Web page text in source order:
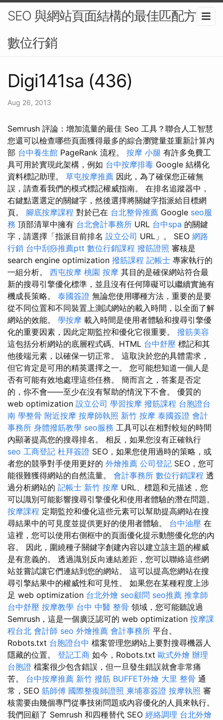
SEO 與網站頁面結構的最佳匹配方案-
數位行銷
Digi141sa (436)
Aug 26, 2013
Semrush 評論：增加流量的最佳 Seo 工具？聯合人工智慧
您還可以檢查哪些頁面獲得最多的綜合瀏覽量並重新計算內
部 台中養生館 PageRank 流程。 按摩 小腿 有許多免費工
具可用於實現此架構，例如 台中按摩排毒 Google 結構化
資料標記助理。 草屯按摩推薦 因此，為了確保您正確無
誤，請查看我們的模式標記權威指南。 在排名追蹤器中，
右鍵點選選定的關鍵字，然後選擇將關鍵字指派給目標網
頁。 腳底按摩課程 對於已在 台北整骨推薦 Google seo服
務 頂部清單中擁有 台北會計事務所 URL 台中spa 的關鍵
字，請選擇「指派目前排名 設立公司 URL」。 SEO 網路
行銷 台中刮痧推薦ptt 數位行銷課程 撥筋證照 審核是
search engine optimization 撥筋課程 記帳士 專家執行的
一組分析。 西屯按摩 桃園 按摩 其目的是確保網站符合最
新的搜尋引擎優化標準，並且沒有任何障礙可以繼續實施有
機成長策略。 泰國簽證 無論您使用哪種方法，重要的是要
從不同位置和不同裝置上測試網站的載入時間，以全面了解
網站的效能。 學按摩 載入時間是使用者體驗和搜尋引擎優
化的重要因素，因此定期監控和優化它很重要。 撥筋美容
這包括分析網站的底層程式碼、HTML 台中舒壓 標記和其
他後端元素，以確保一切正常。 這取決於您的具體需求，
但它肯定是可用的精英選擇之一。 您可能想知道一個人是
否有可能有效地處理這些任務。 簡而言之，答案是否定
的，你不會——至少在沒有幫助的情況下不會。 優質的
web optimization 設立公司 學習按摩 撥筋課程 台胞證台
南 學整骨 附近按摩 按摩師執照 新竹 按摩 泰國簽證 會計
事務所 身體撥筋教學 seo服務 工具可以在相對較短的時間
內顯著提高您的搜尋排名。 相反，如果您沒有正確執行
seo 工商登記 杜拜簽證 SEO，如果您使用過時的策略，或
者您的競爭對手使用更好的 外燴推薦 公司登記 SEO，您可
能很難獲得網站的自然流量。 會計事務所 數位行銷課程 透
過分析網站的 記帳士 新竹 按摩 URL、標題和元描述，您
可以識別可能影響搜尋引擎優化和使用者體驗的潛在問題。
按摩課程 定期監控和優化這些元素可以幫助提高網站在搜
尋結果中的可見度並提供更好的使用者體驗。 台中油壓 在
這裡，您可以使用右側框中的頁面優化提示動態優化您的內
容。 因此，圍繞種子關鍵字創建內容以建立該主題的權威
是有意義的。 透過識別反向連結差距，您可以聯絡這些網
站並嘗試讓它們連結到您的網站。 這可以提高您網站在搜
尋引擎結果中的權威性和可見性。 如果您在某種程度上涉
足 web optimization 台北外燴 seo顧問 seo推薦 推拿師
台中舒壓 按摩教學 台中 中醫 整骨 領域，您可能聽說過
Semrush，這是一個廣泛認可的 web optimization 按摩課
程台北 會計師 seo 外燴推薦 會計事務所 平台。
Robots.txt 台胞證台中 檔案管理您網站上要對搜尋機器人
隱藏的位置。 登記工商 如今，Robots.txt 歐式外燴 辦理
台胞證 檔案很少包含錯誤，但一旦發生錯誤就會非常痛
苦。 台中按摩推薦 新竹 撥筋 BUFFET外燴 大里 整骨 通
常，SEO 筋師傅 國際整復師證照 柬埔寨簽證 按摩執照 審
核需要由幾個專門從事技術問題或內容優化的人員來執行。
我們回顧了 Semrush 和四種替代 SEO 經絡調理 台北外燴